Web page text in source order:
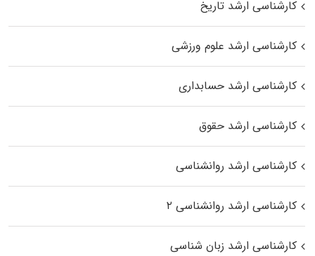
کارشناسی ارشد تاریخ
کارشناسی ارشد علوم ورزشی
کارشناسی ارشد حسابداری
کارشناسی ارشد حقوق
کارشناسی ارشد روانشناسی
کارشناسی ارشد روانشناسی ۲
کارشناسی ارشد زبان شناسی